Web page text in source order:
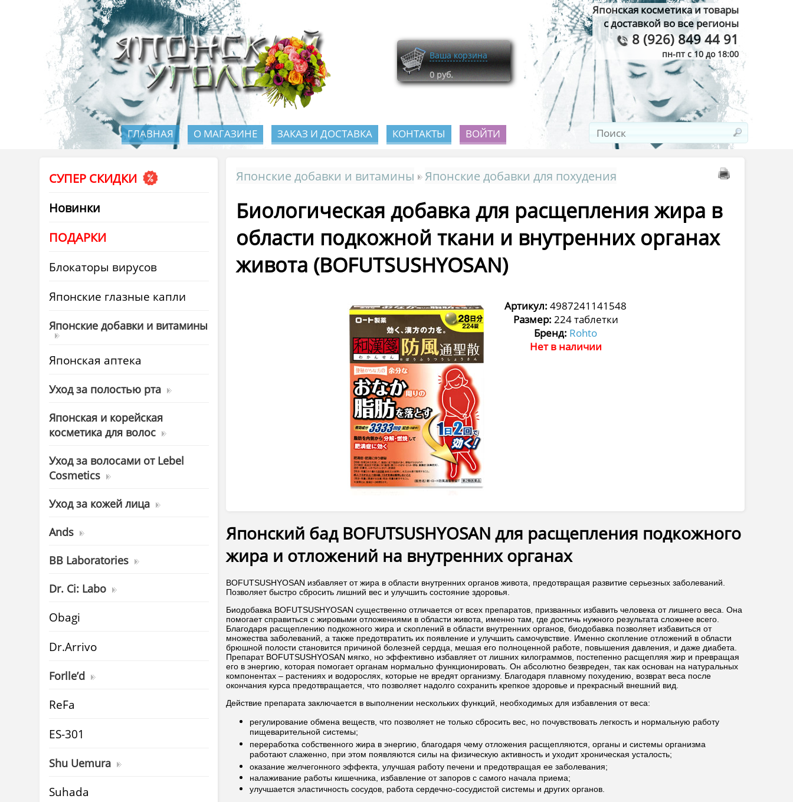
Японская косметика и товары
с доставкой во все регионы
8 (926) 849 44 91
пн-пт с 10 до 18:00
Ваша корзина
0 руб.
ГЛАВНАЯ О МАГАЗИНЕ ЗАКАЗ И ДОСТАВКА КОНТАКТЫ ВОЙТИ
СУПЕР СКИДКИ
Новинки
ПОДАРКИ
Блокаторы вирусов
Японские глазные капли
Японские добавки и витамины
Японская аптека
Уход за полостью рта
Японская и корейская
косметика для волос
Уход за волосами от Lebel
Cosmetics
Уход за кожей лица
Ands
BB Laboratories
Dr. Ci: Labo
Obagi
Dr.Arrivo
Forlle’d
ReFa
ES-301
Shu Uemura
Suhada
Японские добавки и витамины Японские добавки для похудения
Биологическая добавка для расщепления жира в
области подкожной ткани и внутренних органах
живота (BOFUTSUSHYOSAN)
Артикул: 4987241141548
Размер: 224 таблетки
Бренд: Rohto
Нет в наличии
Японский бад BOFUTSUSHYOSAN для расщепления подкожного
жира и отложений на внутренних органах
BOFUTSUSHYOSAN избавляет от жира в области внутренних органов живота, предотвращая развитие серьезных заболеваний.
Позволяет быстро сбросить лишний вес и улучшить состояние здоровья.
Биодобавка BOFUTSUSHYOSAN существенно отличается от всех препаратов, призванных избавить человека от лишнего веса. Она
помогает справиться с жировыми отложениями в области живота, именно там, где достичь нужного результата сложнее всего.
Благодаря расщеплению подкожного жира и скоплений в области внутренних органов, биодобавка позволяет избавиться от
множества заболеваний, а также предотвратить их появление и улучшить самочувствие. Именно скопление отложений в области
брюшной полости становится причиной болезней сердца, мешая его полноценной работе, повышения давления, и даже диабета.
Препарат BOFUTSUSHYOSAN мягко, но эффективно избавляет от лишних килограммов, постепенно расщепляя жир и превращая
его в энергию, которая помогает органам нормально функционировать. Он абсолютно безвреден, так как основан на натуральных
компонентах – растениях и водорослях, которые не вредят организму. Благодаря плавному похудению, возврат веса после
окончания курса предотвращается, что позволяет надолго сохранить крепкое здоровье и прекрасный внешний вид.
Действие препарата заключается в выполнении нескольких функций, необходимых для избавления от веса:
регулирование обмена веществ, что позволяет не только сбросить вес, но почувствовать легкость и нормальную работу
пищеварительной системы;
переработка собственного жира в энергию, благодаря чему отложения расщепляются, органы и системы организма
работают слаженно, при этом появляются силы на физическую активность и уходит хроническая усталость;
оказание желчегонного эффекта, улучшая работу печени и предотвращая ее заболевания;
налаживание работы кишечника, избавление от запоров с самого начала приема;
улучшается эластичность сосудов, работа сердечно-сосудистой системы и других органов.